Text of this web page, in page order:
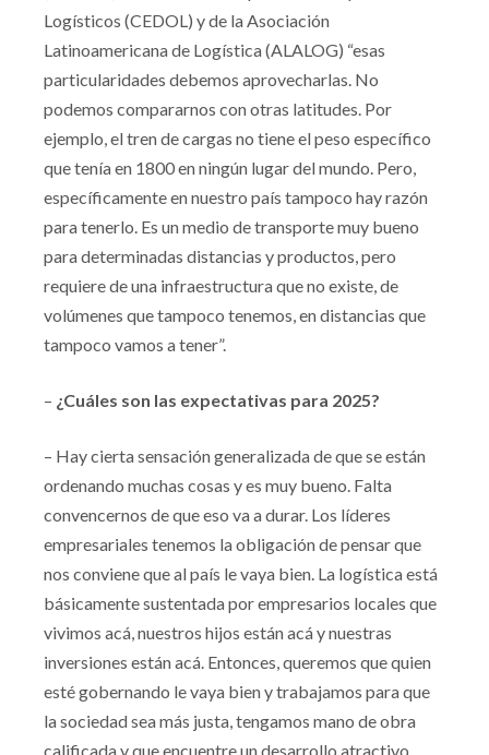
Logísticos (CEDOL) y de la Asociación
Latinoamericana de Logística (ALALOG) “esas
particularidades debemos aprovecharlas. No
podemos compararnos con otras latitudes. Por
ejemplo, el tren de cargas no tiene el peso específico
que tenía en 1800 en ningún lugar del mundo. Pero,
específicamente en nuestro país tampoco hay razón
para tenerlo. Es un medio de transporte muy bueno
para determinadas distancias y productos, pero
requiere de una infraestructura que no existe, de
volúmenes que tampoco tenemos, en distancias que
tampoco vamos a tener”.
– ¿Cuáles son las expectativas para 2025?
– Hay cierta sensación generalizada de que se están
ordenando muchas cosas y es muy bueno. Falta
convencernos de que eso va a durar. Los líderes
empresariales tenemos la obligación de pensar que
nos conviene que al país le vaya bien. La logística está
básicamente sustentada por empresarios locales que
vivimos acá, nuestros hijos están acá y nuestras
inversiones están acá. Entonces, queremos que quien
esté gobernando le vaya bien y trabajamos para que
la sociedad sea más justa, tengamos mano de obra
calificada y que encuentre un desarrollo atractivo.